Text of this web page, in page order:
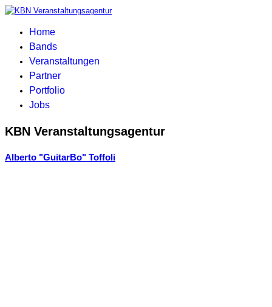
Home
Bands
Veranstaltungen
Partner
Portfolio
Jobs
KBN Veranstaltungsagentur
Alberto "GuitarBo" Toffoli